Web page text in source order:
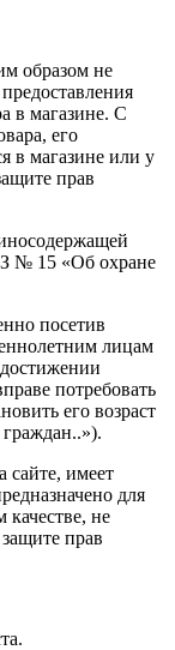
образом не
в магазине. С
его
в магазине или у
прав
№ 15 «Об охране
посетив
лицам
потребовать
его возраст
сайте, имеет
для
не
прав